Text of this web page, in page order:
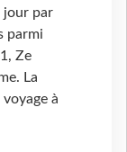
jour par
parmi
Ze
La
à